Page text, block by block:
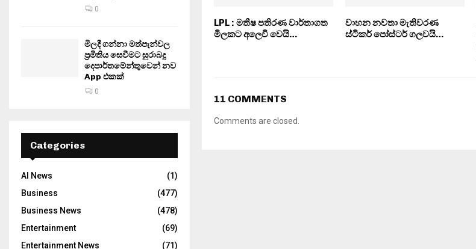
LPL : මතීෂ පතිරණ වාර්තාගත
මිලකට අලෙවි වෙයි…
වාහන නවතා මැතිවරණ
ස්ටිකර් පෝස්ටර් ගලවයි…
11 COMMENTS
Comments are closed.
0
මිලදී ගන්නා මත්පැන්වල
ප්‍රමිතිය සෙවීමට සුරාබදු
දෙපාර්තමේන්තුවෙන් නව
App එකක්
0
Categories
AI News
(1)
Business
(477)
Business News
(478)
Entertainment
(69)
Entertainment News
(71)